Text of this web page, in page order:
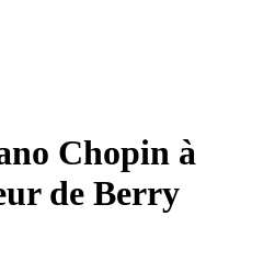
Chopin à
de Berry